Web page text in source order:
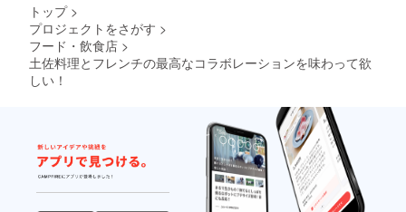
トップ >
プロジェクトをさがす >
フード・飲食店 >
土佐料理とフレンチの最高なコラボレーションを味わって欲
しい！